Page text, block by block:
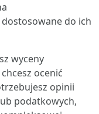
do ich
wyceny
ocenić
opinii
podatkowych,